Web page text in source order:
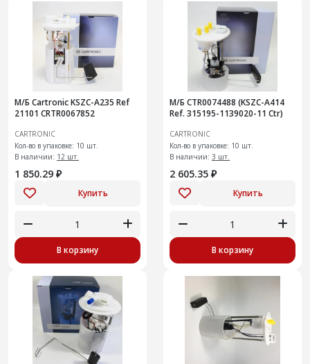
М/Б Cartronic KSZC-A235 Ref
21101 CRTR0067852
CARTRONIC
Кол-во в упаковке: 10 шт.
В наличии: 12 шт.
1 850.29 ₽
Купить
В корзину
М/Б CTR0074488 (KSZC-A414
Ref. 315195-1139020-11 Ctr)
CARTRONIC
Кол-во в упаковке: 10 шт.
В наличии: 3 шт.
2 605.35 ₽
Купить
В корзину